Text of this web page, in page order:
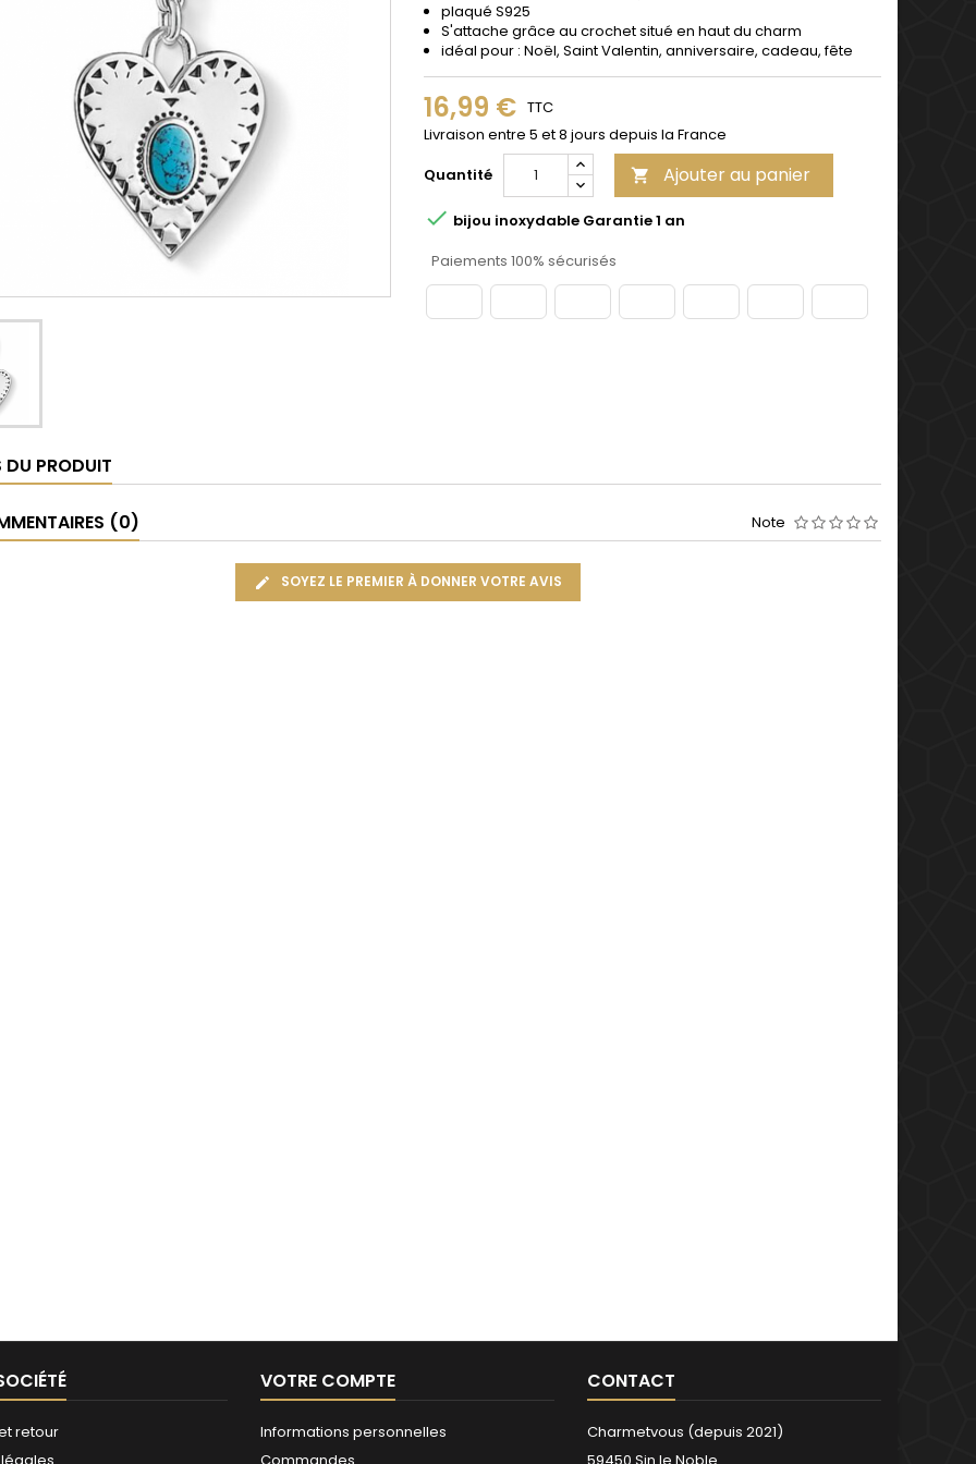
plaqué S925
S'attache grâce au crochet situé en haut du charm
idéal pour : Noël, Saint Valentin, anniversaire, cadeau, fête
16,99 € TTC
Livraison entre 5 et 8 jours depuis la France
Quantité
 Ajouter au panier
 bijou inoxydable Garantie 1 an
Paiements 100% sécurisés
DU PRODUIT
(0) Note
SOYEZ LE PREMIER À DONNER VOTRE AVIS
retour
VOTRE COMPTE
Informations personnelles
CONTACT
Charmetvous (depuis 2021)